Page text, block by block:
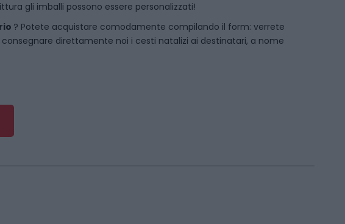
gli imballi possono essere personalizzati!
? Potete acquistare comodamente compilando il form: verrete
direttamente noi i cesti natalizi ai destinatari, a nome